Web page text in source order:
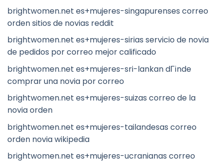
brightwomen.net es+mujeres-singapurenses correo
orden sitios de novias reddit
brightwomen.net es+mujeres-sirias servicio de novia
de pedidos por correo mejor calificado
brightwomen.net es+mujeres-sri-lankan dГіnde
comprar una novia por correo
brightwomen.net es+mujeres-suizas correo de la
novia orden
brightwomen.net es+mujeres-tailandesas correo
orden novia wikipedia
brightwomen.net es+mujeres-ucranianas correo